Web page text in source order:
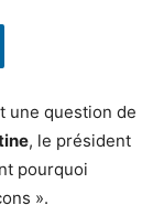
une question de
, le président
pourquoi
».